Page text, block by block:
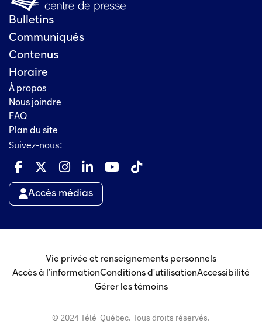
Bulletins
Communiqués
Contenus
Horaire
À propos
Nous joindre
FAQ
Plan du site
Suivez-nous:
Accès médias
Vie privée et renseignements personnels
Accès à l'informationConditions d'utilisationAccessibilité
Gérer les témoins
© 2024 Télé-Québec. Tous droits réservés.